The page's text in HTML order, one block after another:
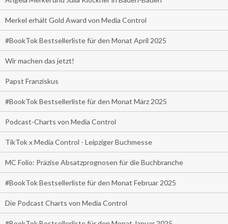
Merkel erhält Gold Award von Media Control
#BookTok Bestsellerliste für den Monat April 2025
Wir machen das jetzt!
Papst Franziskus
#BookTok Bestsellerliste für den Monat März 2025
Podcast-Charts von Media Control
TikTok x Media Control - Leipziger Buchmesse
MC Folio: Präzise Absatzprognosen für die Buchbranche
#BookTok Bestsellerliste für den Monat Februar 2025
Die Podcast Charts von Media Control